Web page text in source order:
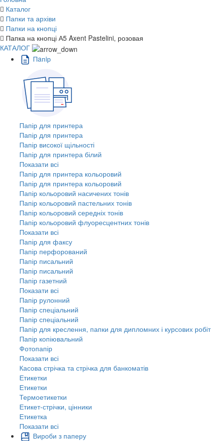
Каталог
Папки та архіви
Папки на кнопці
Папка на кнопці А5 Axent Pastelini, розовая
КАТАЛОГ
Пaпiр
Папір для принтера
Папір для принтера
Папір високої щільності
Папір для принтера білий
Показати всі
Папір для принтера кольоровий
Папір для принтера кольоровий
Папір кольоровий насичених тонів
Папір кольоровий пастельних тонів
Папір кольоровий середніх тонів
Папір кольоровий флуоресцентних тонів
Показати всі
Папір для факсу
Папір перфорований
Папір писальний
Папір писальний
Папір газетний
Показати всі
Папір рулонний
Папір спеціальний
Папір спеціальний
Папір для креслення, папки для дипломних і курсових робіт
Папір копіювальний
Фотопапір
Показати всі
Касова стрічка та стрічка для банкоматів
Етикетки
Етикетки
Термоетикетки
Етикет-стрічки, цінники
Етикетка
Показати всі
Вироби з паперу